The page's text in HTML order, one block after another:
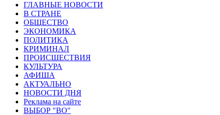
ГЛАВНЫЕ НОВОСТИ
В СТРАНЕ
ОБЩЕСТВО
ЭКОНОМИКА
ПОЛИТИКА
КРИМИНАЛ
ПРОИСШЕСТВИЯ
КУЛЬТУРА
АФИША
АКТУАЛЬНО
НОВОСТИ ДНЯ
Реклама на сайте
ВЫБОР "ВО"